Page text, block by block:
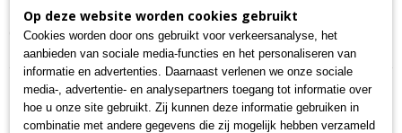
Home >Kantoorartikelen>Papier>Gekleurd papier
CLAIREFONTAINE gekleurd papier TROPHÉE Intens A4 160gr
TROPHEE KERSROOD A4 160G 250V
Op deze website worden cookies gebruikt
Cookies worden door ons gebruikt voor verkeersanalyse, het
aanbieden van sociale media-functies en het personaliseren van
informatie en advertenties. Daarnaast verlenen we onze sociale
media-, advertentie- en analysepartners toegang tot informatie over
hoe u onze site gebruikt. Zij kunnen deze informatie gebruiken in
combinatie met andere gegevens die zij mogelijk hebben verzameld